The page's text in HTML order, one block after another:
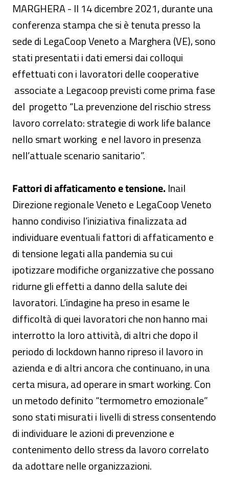
MARGHERA - Il 14 dicembre 2021, durante una
conferenza stampa che si è tenuta presso la
sede di LegaCoop Veneto a Marghera (VE), sono
stati presentati i dati emersi dai colloqui
effettuati con i lavoratori delle cooperative
associate a Legacoop previsti come prima fase
del progetto “La prevenzione del rischio stress
lavoro correlato: strategie di work life balance
nello smart working e nel lavoro in presenza
nell’attuale scenario sanitario”.
Fattori di affaticamento e tensione. Inail
Direzione regionale Veneto e LegaCoop Veneto
hanno condiviso l’iniziativa finalizzata ad
individuare eventuali fattori di affaticamento e
di tensione legati alla pandemia su cui
ipotizzare modifiche organizzative che possano
ridurne gli effetti a danno della salute dei
lavoratori. L’indagine ha preso in esame le
difficoltà di quei lavoratori che non hanno mai
interrotto la loro attività, di altri che dopo il
periodo di lockdown hanno ripreso il lavoro in
azienda e di altri ancora che continuano, in una
certa misura, ad operare in smart working. Con
un metodo definito “termometro emozionale”
sono stati misurati i livelli di stress consentendo
di individuare le azioni di prevenzione e
contenimento dello stress da lavoro correlato
da adottare nelle organizzazioni.